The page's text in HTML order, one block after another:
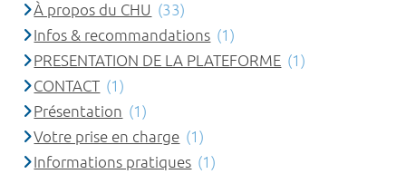
À propos du CHU (33)
Infos & recommandations (1)
PRESENTATION DE LA PLATEFORME (1)
CONTACT (1)
Présentation (1)
Votre prise en charge (1)
Informations pratiques (1)